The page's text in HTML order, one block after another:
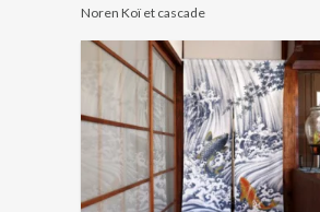
Noren Koï et cascade